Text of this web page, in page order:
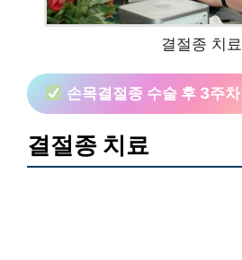
결절종 치료
손목결절종 수술 후 3주차
결절종 치료